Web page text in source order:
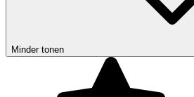
Minder tonen